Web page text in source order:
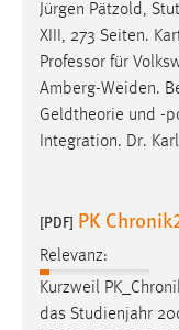
Jürgen Pätzold,
XIII, 273 Seiten.
Professor für
Amberg-Weiden.
Geldtheorie und -
Integration. Dr.
[PDF] PK
Relevanz:
Kurzweil
das Studienjahr